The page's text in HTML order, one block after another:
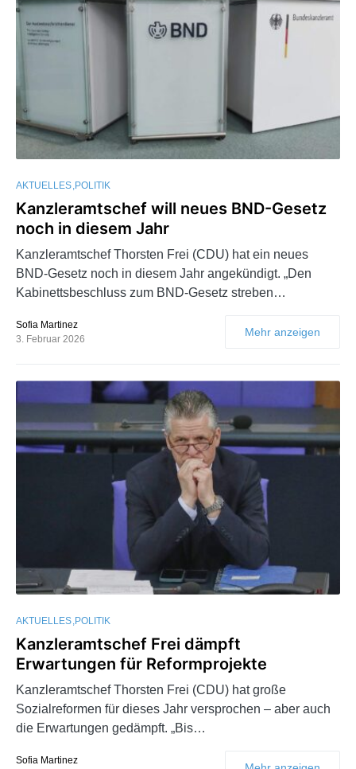
AKTUELLES POLITIK
Kanzleramtschef will neues BND-Gesetz
noch in diesem Jahr
Kanzleramtschef Thorsten Frei (CDU) hat ein neues
BND-Gesetz noch in diesem Jahr angekündigt. „Den
Kabinettsbeschluss zum BND-Gesetz streben…
Sofia Martinez
3. Februar 2026
Mehr anzeigen
AKTUELLES POLITIK
Kanzleramtschef Frei dämpft
Erwartungen für Reformprojekte
Kanzleramtschef Thorsten Frei (CDU) hat große
Sozialreformen für dieses Jahr versprochen – aber auch
die Erwartungen gedämpft. „Bis…
Sofia Martinez